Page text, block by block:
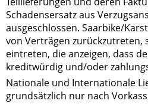
Schadensersatz aus
ausgeschlossen. Saarbike/
von Verträgen zurückzutreten,
eintreten, die anzeigen, dass
kreditwürdig und/oder
Nationale und Internationale
grundsätzlich nur nach